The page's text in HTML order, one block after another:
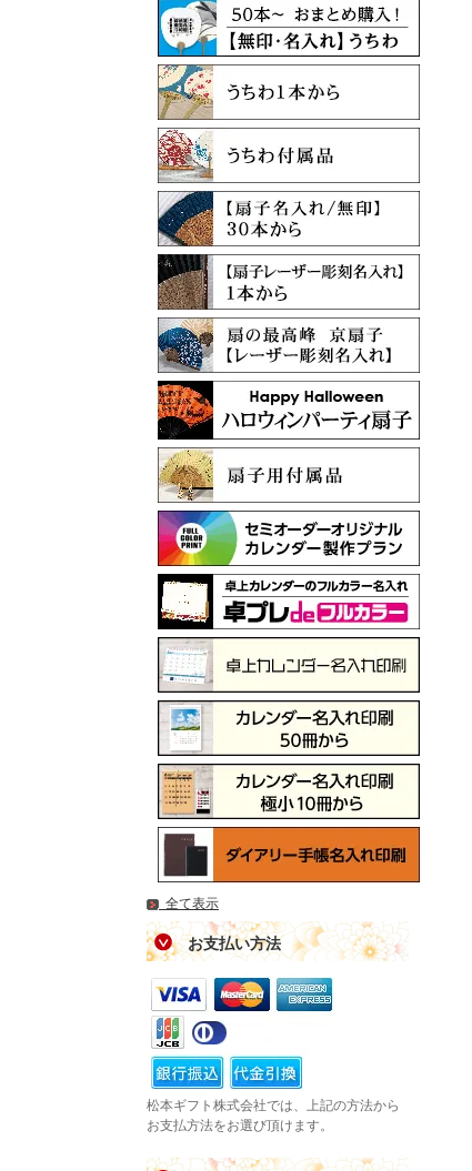
全て表示
お支払い方法
松本ギフト株式会社では、上記の方法から
お支払方法をお選び頂けます。